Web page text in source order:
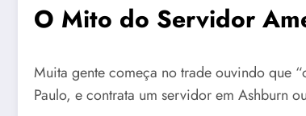
O Mito do Servidor
Muita gente começa no trade ouvindo que
Paulo, e contrata um servidor em Ashburn